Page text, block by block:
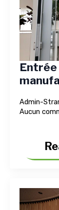
Entrée
Admin-
Aucun